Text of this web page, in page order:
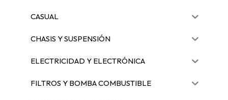
CASUAL
CHASIS Y SUSPENSIÓN
ELECTRICIDAD Y ELECTRÓNICA
FILTROS Y BOMBA COMBUSTIBLE